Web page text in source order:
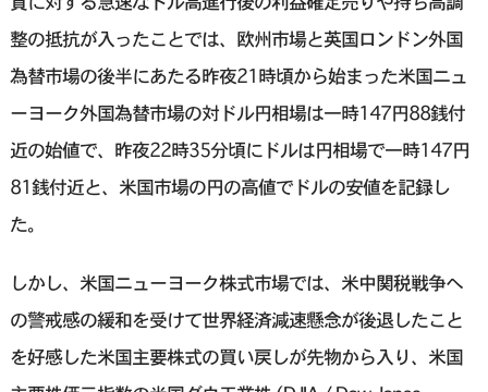
整の抵抗が入ったことでは、欧州市場と英国ロンドン外国
為替市場の後半にあたる昨夜21時頃から始まった米国ニュ
ーヨーク外国為替市場の対ドル円相場は一時147円88銭付
近の始値で、昨夜22時35分頃にドルは円相場で一時147円
81銭付近と、米国市場の円の高値でドルの安値を記録し
た。
しかし、米国ニューヨーク株式市場では、米中関税戦争へ
の警戒感の緩和を受けて世界経済減速懸念が後退したこと
を好感した米国主要株式の買い戻しが先物から入り、米国